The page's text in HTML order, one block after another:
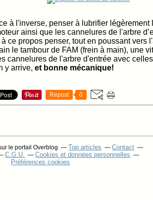
à l'inverse, penser à lubrifier légèrement
ainsi que les cannelures de l'arbre
ce propos penser, tout en poussant vers
le tambour de FAM (frein à main), une
cannelures de l'arbre d'entrée avec
y arrive, et bonne mécanique!
Repost 0
le portail Overblog Top articles
Contact
C.G.U.
Cookies et données personnelles
Préférences cookies